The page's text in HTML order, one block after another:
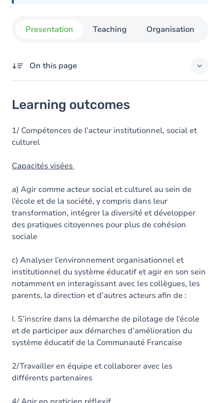
Presentation Teaching Organisation
On this page
Goals
Content
Learning outcomes
1/ Compétences de l’acteur institutionnel, social et
culturel
Capacités visées
a) Agir comme acteur social et culturel au sein de
l’école et de la société, y compris dans leur
transformation, intégrer la diversité et développer
des pratiques citoyennes pour plus de cohésion
sociale
c) Analyser l’environnement organisationnel et
institutionnel du système éducatif et agir en son sein
notamment en interagissant avec les collègues, les
parents, la direction et d’autres acteurs afin de :
I. S’inscrire dans la démarche de pilotage de l’école
et de participer aux démarches d’amélioration du
système éducatif de la Communauté Francaise
2/Travailler en équipe et collaborer avec les
différents partenaires